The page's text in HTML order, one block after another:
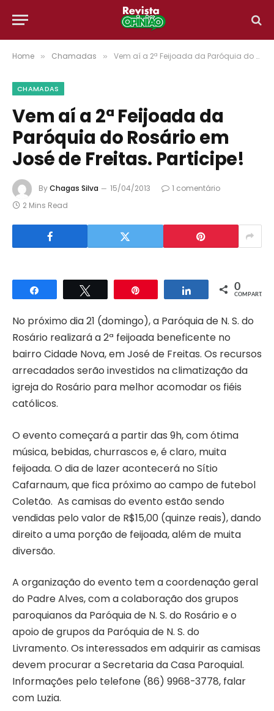
Home » Chamadas » Vem aí a 2ª Feijoada da Paróquia do Rosário em José de Freitas. Participe!
CHAMADAS
Vem aí a 2ª Feijoada da
Paróquia do Rosário em
José de Freitas. Participe!
ByChagas Silva 15/04/2013
1 comentário
2 Mins Read
Compartilhar Compartilhar
0
COMPART.
No próximo dia 21 (domingo), a Paróquia de N. S. do
Rosário realizará a 2ª feijoada beneficente no
bairro Cidade Nova, em José de Freitas. Os recursos
arrecadados serão investidos na climatização da
igreja do Rosário para melhor acomodar os fiéis
católicos.
O evento começará a partir das 9h, com ótima
música, bebidas, churrascos e, é claro, muita
feijoada. O dia de lazer acontecerá no Sítio
Cafarnaum, que fica próximo ao campo de futebol
Coletão. As camisas do evento estão sendo
vendidas pelo valor de R$15,00 (quinze reais), dando
direito a uma porção de feijoada, além de muita
diversão.
A organização do evento tem a coordenação geral
do Padre Alves, com a colaboração dos grupos
paroquianos da Paróquia de N. S. do Rosário e o
apoio de grupos da Paróquia de N. S. do
Livramento. Os interessados em adquirir as camisas
devem procurar a Secretaria da Casa Paroquial.
Informações pelo telefone (86) 9968-3778, falar
com Luzia.